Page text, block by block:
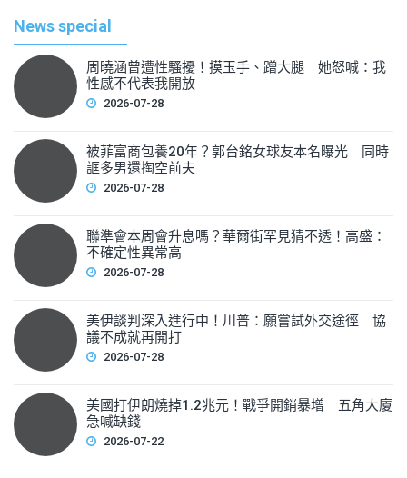
o
k
News special
周曉涵曾遭性騷擾！摸玉手、蹭大腿 她怒喊：我
性感不代表我開放
2026-07-28
被菲富商包養20年？郭台銘女球友本名曝光 同時
誆多男還掏空前夫
2026-07-28
聯準會本周會升息嗎？華爾街罕見猜不透！高盛：
不確定性異常高
2026-07-28
美伊談判深入進行中！川普：願嘗試外交途徑 協
議不成就再開打
2026-07-28
美國打伊朗燒掉1.2兆元！戰爭開銷暴增 五角大廈
急喊缺錢
2026-07-22